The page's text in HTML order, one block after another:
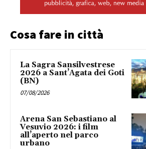
Cosa fare in città
La Sagra Sansilvestrese
2026 a Sant’Agata dei Goti
(BN)
07/08/2026
Arena San Sebastiano al
Vesuvio 2026: i film
all’aperto nel parco
urbano